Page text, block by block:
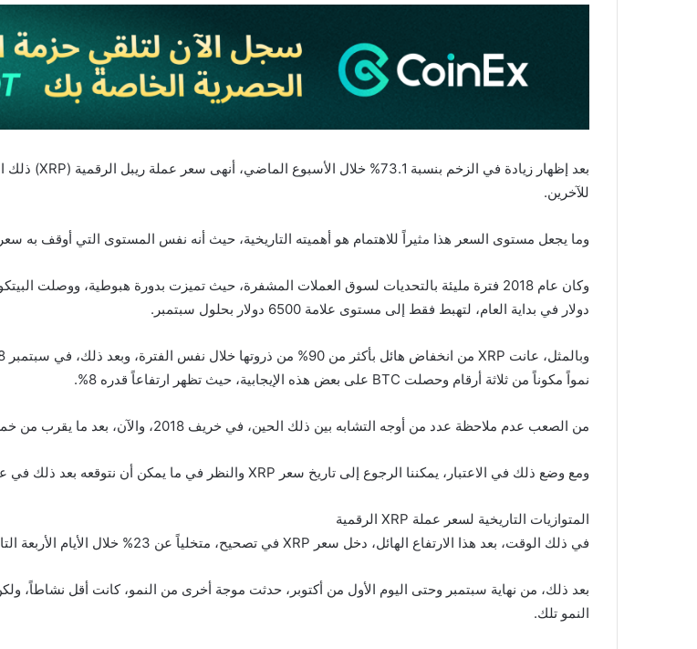
للآخرين.
وما يجعل مستوى السعر هذا مثيراً للاهتمام هو أهميته التاريخية، حيث أنه نفس المستوى التي أوقف به سعر XRP زخمه مرة أخرى في خريف عام 2018.
دولار في بداية العام، لتهبط فقط إلى مستوى علامة 6500 دولار بحلول سبتمبر.
نمواً مكوناً من ثلاثة أرقام وحصلت BTC على بعض هذه الإيجابية، حيث تظهر ارتفاعاً قدره 8%.
من الصعب عدم ملاحظة عدد من أوجه التشابه بين ذلك الحين، في خريف 2018، والآن، بعد ما يقرب من خمس سنوات.
ومع وضع ذلك في الاعتبار، يمكننا الرجوع إلى تاريخ سعر XRP والنظر في ما يمكن أن نتوقعه بعد ذلك في عام 2023.
المتوازيات التاريخية لسعر عملة XRP الرقمية
في ذلك الوقت، بعد هذا الارتفاع الهائل، دخل سعر XRP في تصحيح، متخلياً عن 23% خلال الأيام الأربعة التالية.
النمو تلك.